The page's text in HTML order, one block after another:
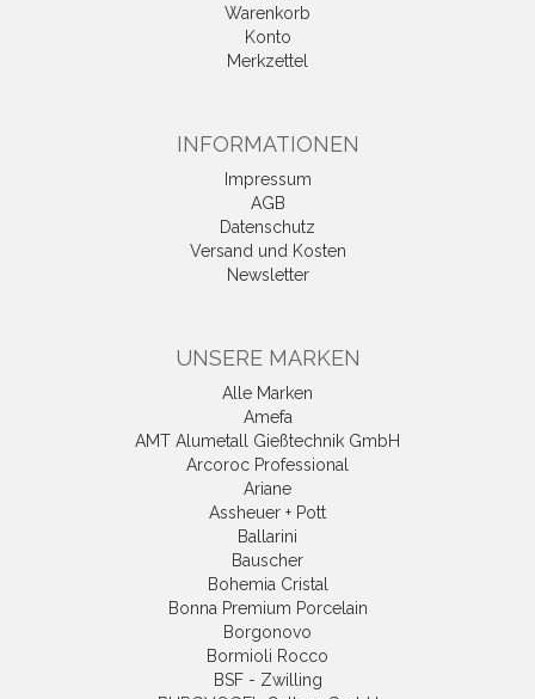
Warenkorb
Konto
Merkzettel
INFORMATIONEN
Impressum
AGB
Datenschutz
Versand und Kosten
Newsletter
UNSERE MARKEN
Alle Marken
Amefa
AMT Alumetall Gießtechnik GmbH
Arcoroc Professional
Ariane
Assheuer + Pott
Ballarini
Bauscher
Bohemia Cristal
Bonna Premium Porcelain
Borgonovo
Bormioli Rocco
BSF - Zwilling